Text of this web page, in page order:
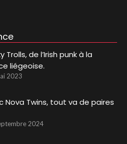
Trolls, de l’Irish punk à la
liégeoise.
2023
Nova Twins, tout va de paires
2024